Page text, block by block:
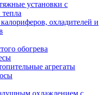
установки с
охладителей и
обогрева
агрегаты
охлаждением с